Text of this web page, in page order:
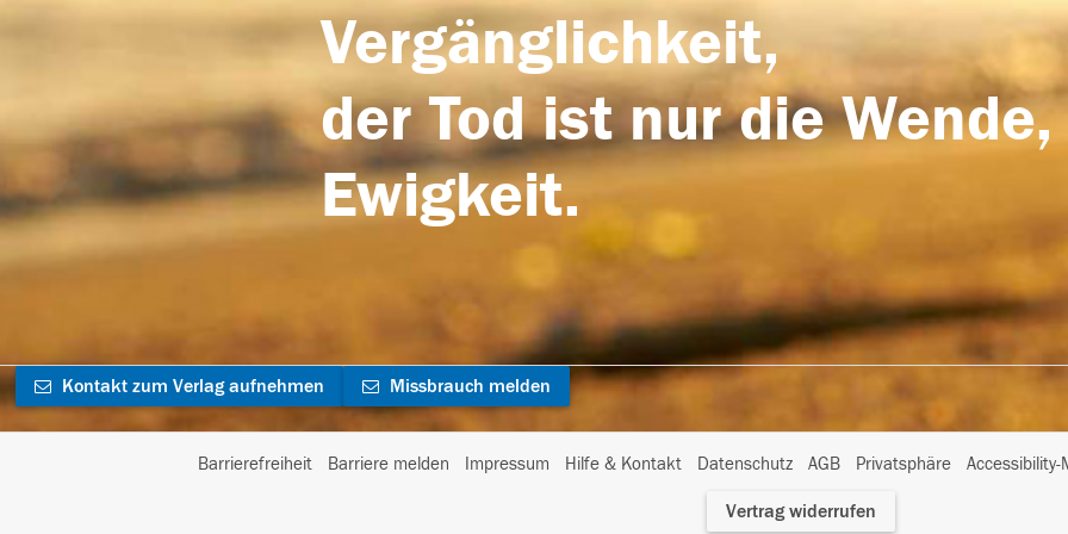
Vergänglichkeit,
der Tod ist nur die
Ewigkeit.
Kontakt zum Verlag aufnehmen Missbrauch melden
Barrierefreiheit Barriere melden Impressum Hilfe & Kontakt Datenschutz AGB Privatsphäre
I
Vertrag widerrufen